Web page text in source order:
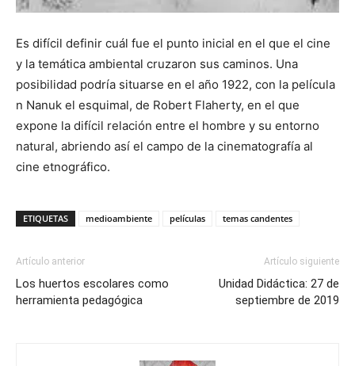
Es difícil definir cuál fue el punto inicial en el que el cine
y la temática ambiental cruzaron sus caminos. Una
posibilidad podría situarse en el año 1922, con la película
n Nanuk el esquimal, de Robert Flaherty, en el que
expone la difícil relación entre el hombre y su entorno
natural, abriendo así el campo de la cinematografía al
cine etnográfico.
ETIQUETAS medioambiente películas temas candentes
Artículo anterior
Los huertos escolares como
herramienta pedagógica
Artículo siguiente
Unidad Didáctica: 27 de
septiembre de 2019